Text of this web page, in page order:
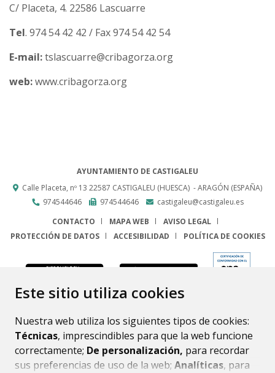
Este sitio utiliza cookies
Nuestra web utiliza los siguientes tipos de cookies:
Técnicas, imprescindibles para que la web funcione
correctamente; De personalización, para recordar
sus preferencias de uso de la web; Analíticas, para
C/ Placeta, 4. 22586 Lascuarre
Tel. 974 54 42 42 / Fax 974 54 42 54
E-mail:tslascuarre@cribagorza.org
web:www.cribagorza.org
AYUNTAMIENTO DE CASTIGALEU
Calle Placeta, nº 13 22587 CASTIGALEU (HUESCA) - ARAGÓN (ESPAÑA)
974544646
974544646
castigaleu@castigaleu.es
CONTACTO
MAPA WEB
AVISO LEGAL
PROTECCIÓN DE DATOS
ACCESIBILIDAD POLÍTICA DE COOKIES